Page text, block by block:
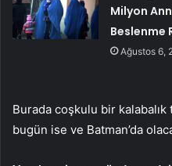
Milyon
Beslenme
Ağustos 6,
Burada coşkulu bir kalabalık
bugün ise ve Batman’da